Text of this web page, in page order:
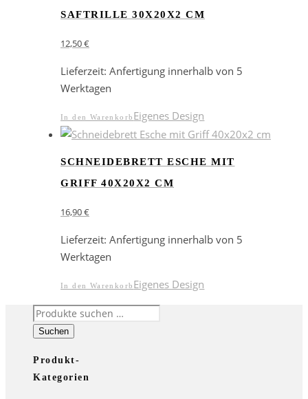
SAFTRILLE 30X20X2 CM
12,50€
Lieferzeit: Anfertigung innerhalb von 5
Werktagen
In den Warenkorb Eigenes Design
SCHNEIDEBRETT ESCHE MIT
GRIFF 40X20X2 CM
16,90€
Lieferzeit: Anfertigung innerhalb von 5
Werktagen
In den Warenkorb Eigenes Design
Suchen
nach:
Suchen
Produkt-
Kategorien